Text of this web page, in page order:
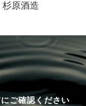
杉原酒造
ご確認ください